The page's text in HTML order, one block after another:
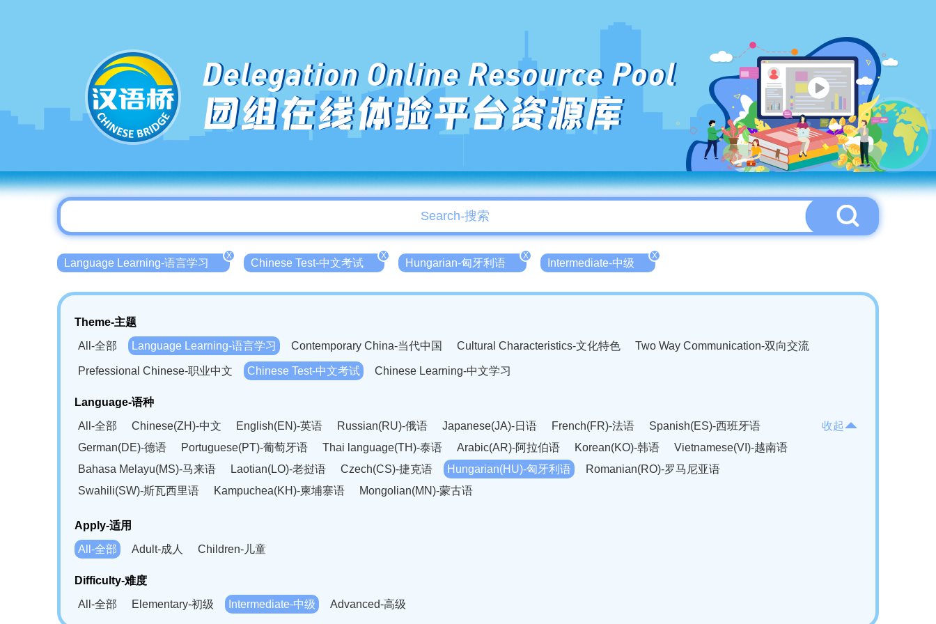
Delegation Online Resource Pool
团组在线体验平台资源库
Language Learning-语言学习
X
Chinese Test-中文考试
X
Hungarian-匈牙利语
X
Intermediate-中级
X
Theme-主题
All-全部
Language Learning-语言学习 Contemporary China-当代中国 Cultural Characteristics-文化特色 Two Way Communication-双向交流
Prefessional Chinese-职业中文 Chinese Test-中文考试 Chinese Learning-中文学习
Language-语种
All-全部
Chinese(ZH)-中文 English(EN)-英语 Russian(RU)-俄语 Japanese(JA)-日语 French(FR)-法语
Spanish(ES)-西班牙语
German(DE)-德语
Portuguese(PT)-葡萄牙语 Thai language(TH)-泰语 Arabic(AR)-阿拉伯语 Korean(KO)-韩语
Vietnamese(VI)-越南语
Bahasa Melayu(MS)-马来语
Laotian(LO)-老挝语 Czech(CS)-捷克语 Hungarian(HU)-匈牙利语
Romanian(RO)-罗马尼亚语
Swahili(SW)-斯瓦西里语
Kampuchea(KH)-柬埔寨语 Mongolian(MN)-蒙古语
收起
Apply-适用
All-全部
Adult-成人 Children-儿童
Difficulty-难度
All-全部
Elementary-初级 Intermediate-中级 Advanced-高级